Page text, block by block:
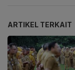
ARTIKEL TERKAIT